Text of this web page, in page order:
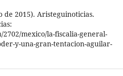
de 2015). Aristeguinoticias.
mexico/la-fiscalia-general-
y-una-gran-tentacion-aguilar-